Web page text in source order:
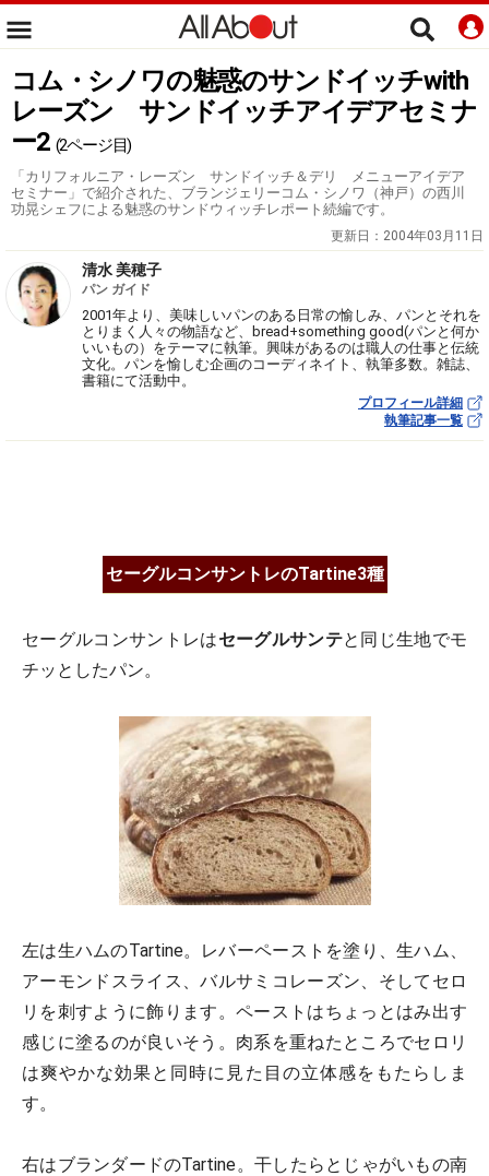
コム・シノワの魅惑のサンドイッチwith
レーズン サンドイッチアイデアセミナ
ー2 (2ページ目)
「カリフォルニア・レーズン サンドイッチ＆デリ メニューアイデア
セミナー」で紹介された、ブランジェリーコム・シノワ（神戸）の西川
功晃シェフによる魅惑のサンドウィッチレポート続編です。
更新日： 2004年03月11日
清水 美穂子
パン ガイド
2001年より、美味しいパンのある日常の愉しみ、パンとそれを
とりまく人々の物語など、bread+something good(パンと何か
いいもの）をテーマに執筆。興味があるのは職人の仕事と伝統
文化。パンを愉しむ企画のコーディネイト、執筆多数。雑誌、
書籍にて活動中。
プロフィール詳細
執筆記事一覧
セーグルコンサントレのTartine3種
セーグルコンサントレはセーグルサンテと同じ生地でモ
チッとしたパン。
左は生ハムのTartine。レバーペーストを塗り、生ハム、
アーモンドスライス、バルサミコレーズン、そしてセロ
リを刺すように飾ります。ペーストはちょっとはみ出す
感じに塗るのが良いそう。肉系を重ねたところでセロリ
は爽やかな効果と同時に見た目の立体感をもたらしま
す。
右はブランダードのTartine。干したらとじゃがいもの南